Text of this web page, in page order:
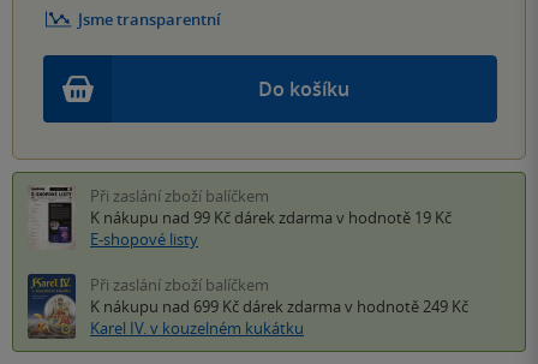
Do košíku
Jsme transparentní
Při zaslání zboží balíčkem
K nákupu nad 99 Kč dárek zdarma v hodnotě 19 Kč
E-shopové listy
Při zaslání zboží balíčkem
K nákupu nad 699 Kč dárek zdarma v hodnotě 249 Kč
Karel IV. v kouzelném kukátku